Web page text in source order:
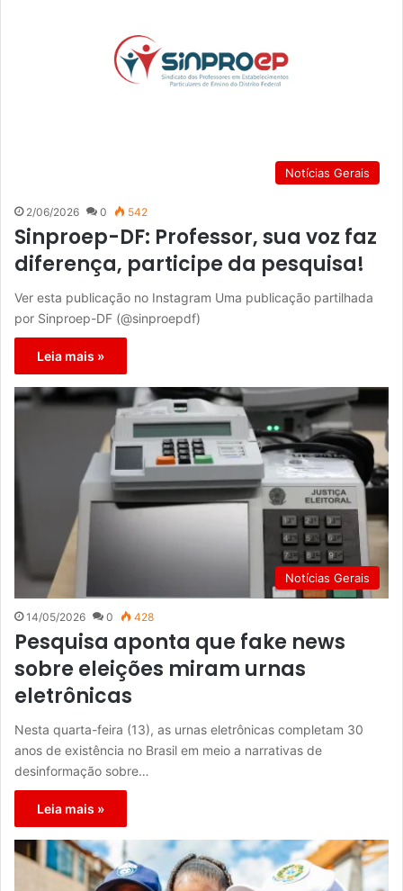
Notícias Gerais
2/06/2026 0 542
Sinproep-DF: Professor, sua voz faz
diferença, participe da pesquisa!
Ver esta publicação no Instagram Uma publicação partilhada
por Sinproep-DF (@sinproepdf)
Leia mais »
Notícias Gerais
14/05/2026 0 428
Pesquisa aponta que fake news
sobre eleições miram urnas
eletrônicas
Nesta quarta-feira (13), as urnas eletrônicas completam 30
anos de existência no Brasil em meio a narrativas de
desinformação sobre…
Leia mais »